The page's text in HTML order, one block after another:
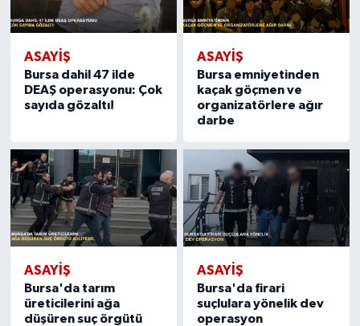
ASAYİŞ
Bursa dahil 47 ilde
DEAŞ operasyonu: Çok
sayıda gözaltı!
ASAYİŞ
Bursa emniyetinden
kaçak göçmen ve
organizatörlere ağır
darbe
ASAYİŞ
Bursa'da tarım
üreticilerini ağa
düşüren suç örgütü
ASAYİŞ
Bursa'da firari
suçlulara yönelik dev
operasyon